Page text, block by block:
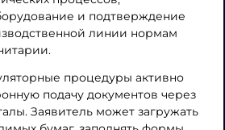
и подтверждение
линии нормам
процедуры активно
подачу документов через
Заявитель может загружать